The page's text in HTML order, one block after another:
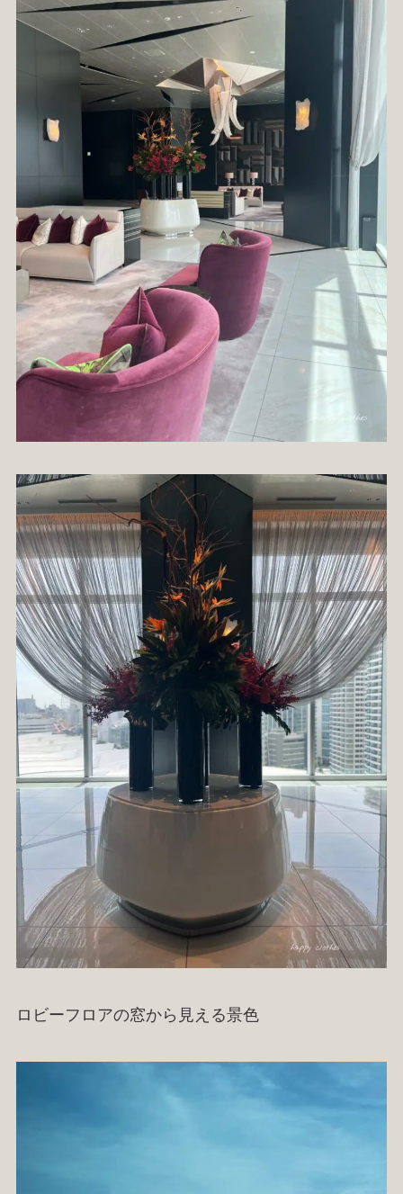
ロビーフロアの窓から見える景色